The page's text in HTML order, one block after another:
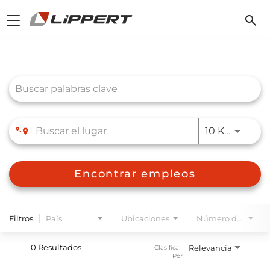
Toggle
navigation
10 KM
Encontrar empleos
Filtros País Ubicaciones
0 Resultados Relevancia
Clasificar
Por